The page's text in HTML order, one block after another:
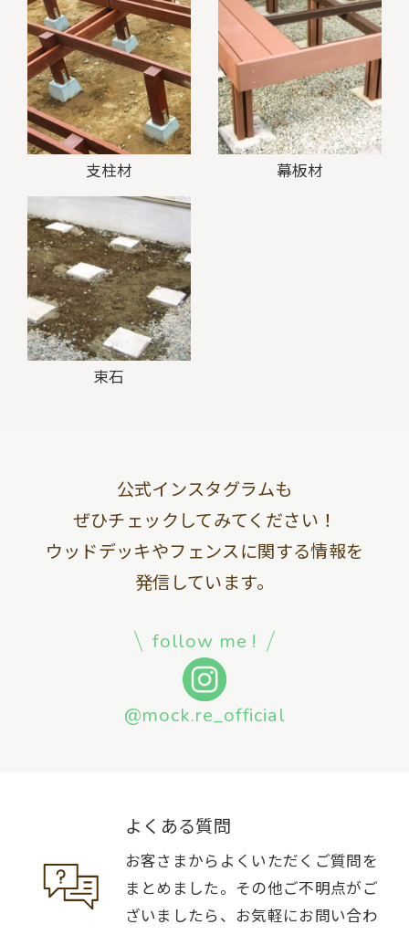
支柱材 幕板材
束石
公式インスタグラムも
ぜひチェックしてみてください！
ウッドデッキやフェンスに関する情報を
発信しています。
follow me !
@mock.re_official
よくある質問
お客さまからよくいただくご質問を
まとめました。その他ご不明点がご
ざいましたら、お気軽にお問い合わ